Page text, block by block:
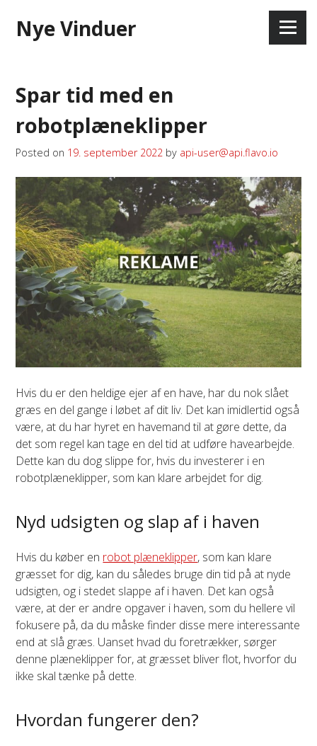
content
Nye Vinduer Menu
Spar tid med en
robotplæneklipper
Posted on 19. september 2022 by api-user@api.flavo.io
Hvis du er den heldige ejer af en have, har du nok slået
græs en del gange i løbet af dit liv. Det kan imidlertid også
være, at du har hyret en havemand til at gøre dette, da
det som regel kan tage en del tid at udføre havearbejde.
Dette kan du dog slippe for, hvis du investerer i en
robotplæneklipper, som kan klare arbejdet for dig.
Nyd udsigten og slap af i haven
Hvis du køber en robot plæneklipper, som kan klare
græsset for dig, kan du således bruge din tid på at nyde
udsigten, og i stedet slappe af i haven. Det kan også
være, at der er andre opgaver i haven, som du hellere vil
fokusere på, da du måske finder disse mere interessante
end at slå græs. Uanset hvad du foretrækker, sørger
denne plæneklipper for, at græsset bliver flot, hvorfor du
ikke skal tænke på dette.
Hvordan fungerer den?